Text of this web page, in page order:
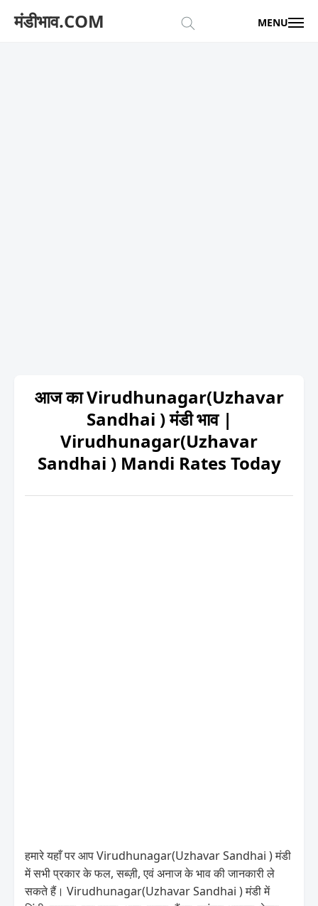
मंडीभाव.COM MENU
आज का Virudhunagar(Uzhavar
Sandhai ) मंडी भाव |
Virudhunagar(Uzhavar
Sandhai ) Mandi Rates Today
हमारे यहाँ पर आप Virudhunagar(Uzhavar Sandhai ) मंडी
में सभी प्रकार के फल, सब्ज़ी, एवं अनाज के भाव की जानकारी ले
सकते हैं। Virudhunagar(Uzhavar Sandhai ) मंडी में